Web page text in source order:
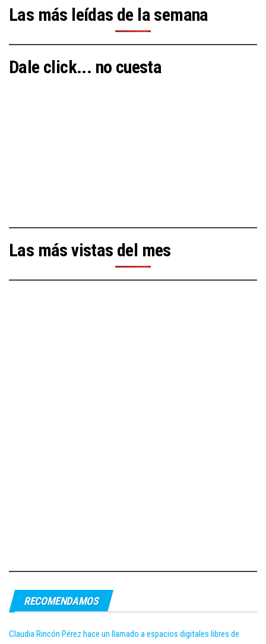
Las más leídas de la semana
Dale click... no cuesta
Las más vistas del mes
RECOMENDAMOS
Claudia Rincón Pérez hace un llamado a espacios digitales libres de